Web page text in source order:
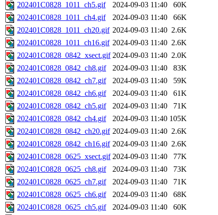
202401C0828_1011_ch5.gif
2024-09-03 11:40
60K
202401C0828_1011_ch4.gif
2024-09-03 11:40
66K
202401C0828_1011_ch20.gif 2024-09-03 11:40 2.6K
202401C0828_1011_ch16.gif 2024-09-03 11:40 2.6K
202401C0828_0842_xsect.gif 2024-09-03 11:40 2.0K
202401C0828_0842_ch8.gif
2024-09-03 11:40
83K
202401C0828_0842_ch7.gif
2024-09-03 11:40
59K
202401C0828_0842_ch6.gif
2024-09-03 11:40
61K
202401C0828_0842_ch5.gif
2024-09-03 11:40
71K
202401C0828_0842_ch4.gif
2024-09-03 11:40 105K
202401C0828_0842_ch20.gif 2024-09-03 11:40 2.6K
202401C0828_0842_ch16.gif 2024-09-03 11:40 2.6K
202401C0828_0625_xsect.gif 2024-09-03 11:40
77K
202401C0828_0625_ch8.gif
2024-09-03 11:40
73K
202401C0828_0625_ch7.gif
2024-09-03 11:40
71K
202401C0828_0625_ch6.gif
2024-09-03 11:40
68K
202401C0828_0625_ch5.gif
2024-09-03 11:40
60K